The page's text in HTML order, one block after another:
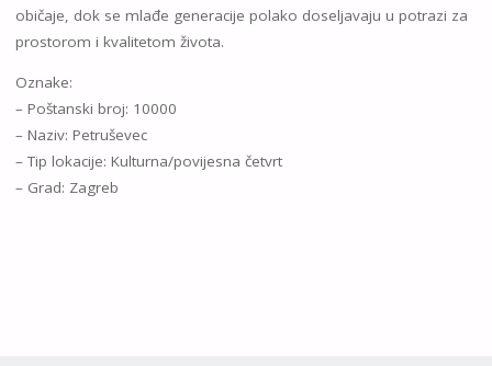
običaje, dok se mlađe generacije polako doseljavaju u potrazi za
prostorom i kvalitetom života.
Oznake:
– Poštanski broj: 10000
– Naziv: Petruševec
– Tip lokacije: Kulturna/povijesna četvrt
– Grad: Zagreb